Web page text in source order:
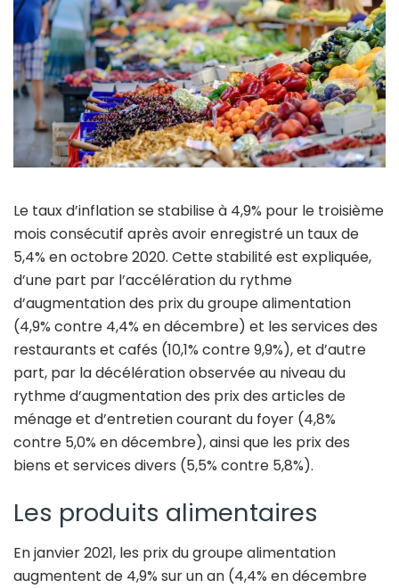
Le taux d’inflation se stabilise à 4,9% pour le troisième
mois consécutif après avoir enregistré un taux de
5,4% en octobre 2020. Cette stabilité est expliquée,
d’une part par l’accélération du rythme
d’augmentation des prix du groupe alimentation
(4,9% contre 4,4% en décembre) et les services des
restaurants et cafés (10,1% contre 9,9%), et d’autre
part, par la décélération observée au niveau du
rythme d’augmentation des prix des articles de
ménage et d’entretien courant du foyer (4,8%
contre 5,0% en décembre), ainsi que les prix des
biens et services divers (5,5% contre 5,8%).
Les produits alimentaires
En janvier 2021, les prix du groupe alimentation
augmentent de 4,9% sur un an (4,4% en décembre